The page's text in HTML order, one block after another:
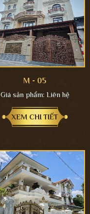
M - 05
Giá sản phẩm: Liên hệ
XEM CHI TIẾT